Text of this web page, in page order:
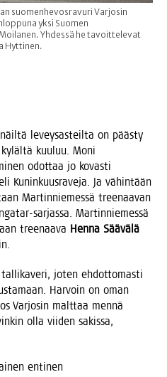
suomenhevosravuri Varjosin
yksi Suomen
Yhdessä he tavoittelevat
Hyttinen.
levey­sas­teil­ta on pääs­ty
kyläl­tä kuu­luu. Moni
odot­taa jo kovas­ti
Kunin­kuus­ra­ve­ja. Ja vähin­tään
Mar­tin­nie­mes­sä tree­naa­van
sar­jas­sa. Mar­tin­nie­mes­sä
tree­naa­va Hen­na Sää­vä­lä
joten ehdot­to­mas­ti
Har­voin on oman
Var­jo­sin malt­taa men­nä
olla vii­den sakis­sa,
enti­nen